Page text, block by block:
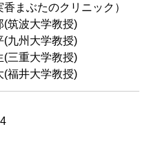
まぶたのクリニック）
(筑波大学教授)
(九州大学教授)
三重大学教授)
井大学教授)